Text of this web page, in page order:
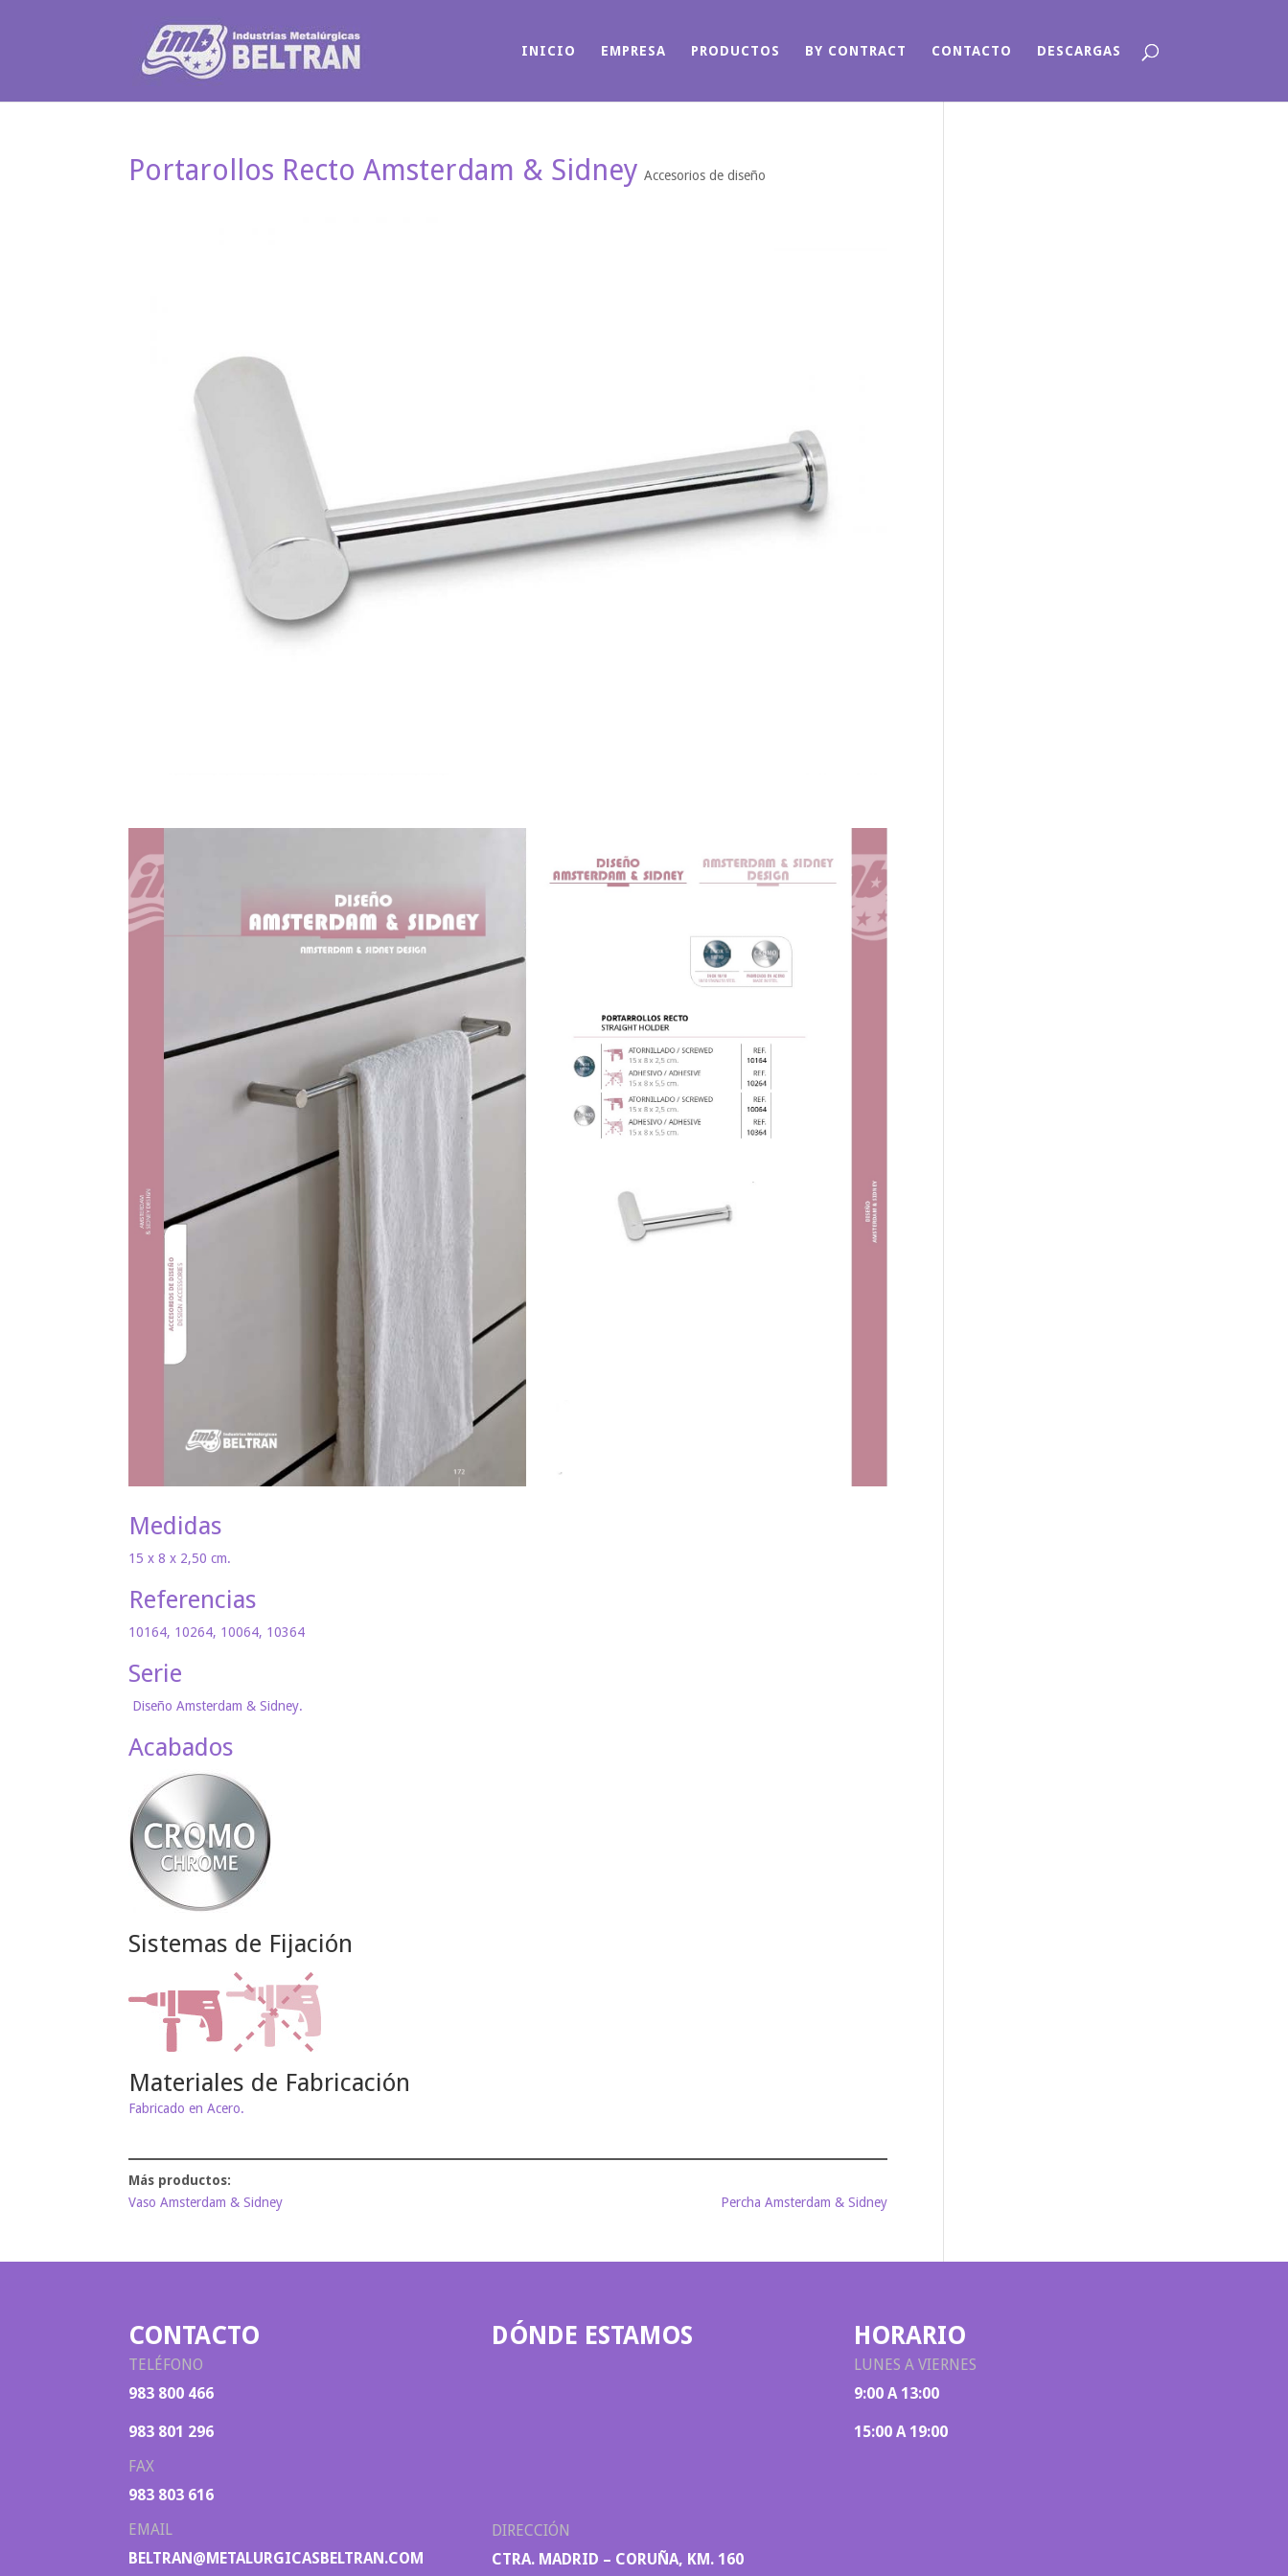
INICIO EMPRESA PRODUCTOS BY CONTRACT CONTACTO DESCARGAS
Portarollos Recto Amsterdam & Sidney Accesorios de diseño
Medidas
15 x 8 x 2,50 cm.
Referencias
10164, 10264, 10064, 10364
Serie
Diseño Amsterdam & Sidney.
Acabados
Sistemas de Fijación
Materiales de Fabricación
Fabricado en Acero.
Vaso Amsterdam & Sidney Percha Amsterdam & Sidney
CONTACTO
TELÉFONO
983 800 466
983 801 296
FAX
983 803 616
EMAIL
BELTRAN@METALURGICASBELTRAN.COM
DÓNDE ESTAMOS
DIRECCIÓN
CTRA. MADRID – CORUÑA, KM. 160
HORARIO
LUNES A VIERNES
9:00 A 13:00
15:00 A 19:00